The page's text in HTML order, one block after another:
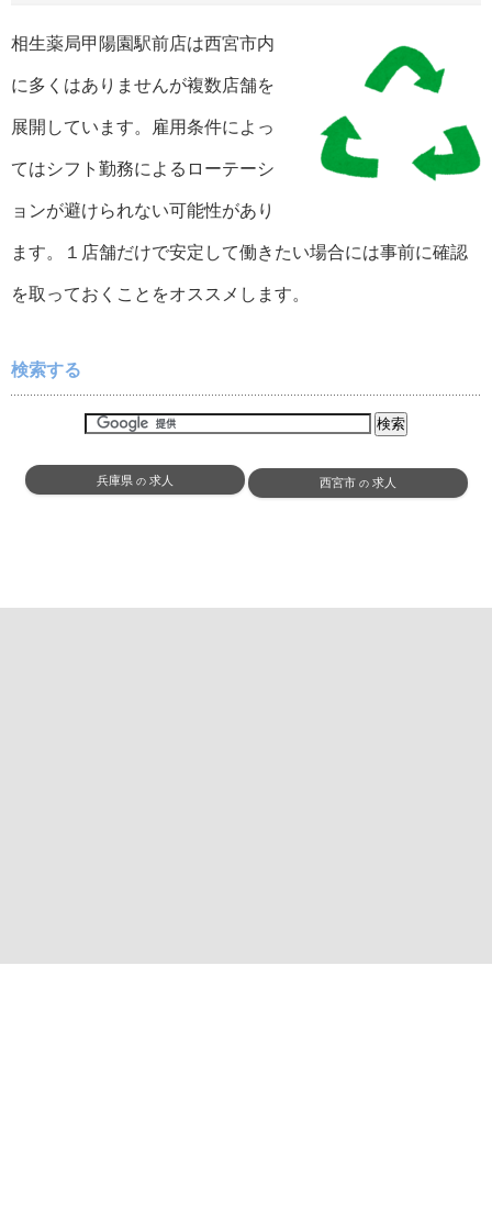
相生薬局甲陽園駅前店は西宮市内
に多くはありませんが複数店舗を
展開しています。雇用条件によっ
てはシフト勤務によるローテーシ
ョンが避けられない可能性があり
ます。１店舗だけで安定して働きたい場合には事前に確認
を取っておくことをオススメします。
検索する
兵庫県の 求人 西宮市の 求人